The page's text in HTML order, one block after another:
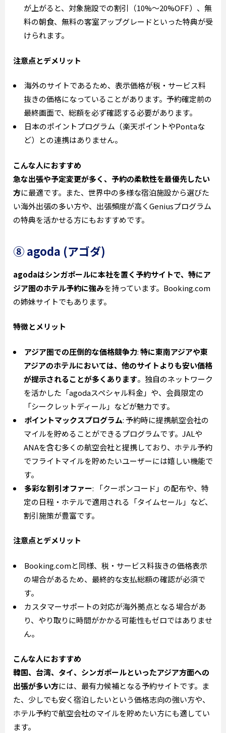
が上がると、対象施設での割引（10%〜20%OFF）、無
料の朝食、無料の客室アップグレードといった特典が受
けられます。
注意点とデメリット
海外のサイトであるため、表示価格が税・サービス料
抜きの価格になっていることがあります。予約確定前の
最終画面で、総額を必ず確認する必要があります。
日本のポイントプログラム（楽天ポイントやPontaな
ど）との連携はありません。
こんな人におすすめ
急な出張や予定変更が多く、予約の柔軟性を最優先したい
方に最適です。また、世界中の多様な宿泊施設から選びた
い海外出張の多い方や、出張頻度が高くGeniusプログラム
の特典を活かせる方にもおすすめです。
⑧ agoda (アゴダ)
agodaはシンガポールに本社を置く予約サイトで、特にア
ジア圏のホテル予約に強みを持っています。Booking.com
の姉妹サイトでもあります。
特徴とメリット
アジア圏での圧倒的な価格競争力:特に東南アジアや東
アジアのホテルにおいては、他のサイトよりも安い価格
が提示されることが多くあります。独自のネットワーク
を活かした「agodaスペシャル料金」や、会員限定の
「シークレットディール」などが魅力です。
ポイントマックスプログラム: 予約時に提携航空会社の
マイルを貯めることができるプログラムです。JALや
ANAを含む多くの航空会社と提携しており、ホテル予約
でフライトマイルを貯めたいユーザーには嬉しい機能で
す。
多彩な割引オファー: 「クーポンコード」の配布や、特
定の日程・ホテルで適用される「タイムセール」など、
割引施策が豊富です。
注意点とデメリット
Booking.comと同様、税・サービス料抜きの価格表示
の場合があるため、最終的な支払総額の確認が必須で
す。
カスタマーサポートの対応が海外拠点となる場合があ
り、やり取りに時間がかかる可能性もゼロではありませ
ん。
こんな人におすすめ
韓国、台湾、タイ、シンガポールといったアジア方面への
出張が多い方には、最有力候補となる予約サイトです。ま
た、少しでも安く宿泊したいという価格志向の強い方や、
ホテル予約で航空会社のマイルを貯めたい方にも適してい
ます。